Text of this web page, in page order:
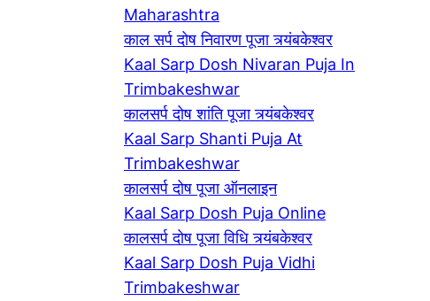
Maharashtra
काल सर्प दोष निवारण पूजा त्र्यंबकेश्वर
Kaal Sarp Dosh Nivaran Puja In
Trimbakeshwar
कालसर्प दोष शांति पूजा त्र्यंबकेश्वर
Kaal Sarp Shanti Puja At
Trimbakeshwar
कालसर्प दोष पूजा ऑनलाइन
Kaal Sarp Dosh Puja Online
कालसर्प दोष पूजा विधि त्र्यंबकेश्वर
Kaal Sarp Dosh Puja Vidhi
Trimbakeshwar